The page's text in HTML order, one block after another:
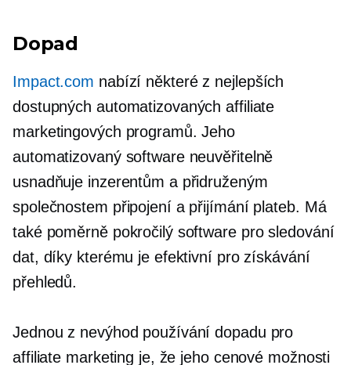
Dopad
Impact.com nabízí některé z nejlepších
dostupných automatizovaných affiliate
marketingových programů. Jeho
automatizovaný software neuvěřitelně
usnadňuje inzerentům a přidruženým
společnostem připojení a přijímání plateb. Má
také poměrně pokročilý software pro sledování
dat, díky kterému je efektivní pro získávání
přehledů.
Jednou z nevýhod používání dopadu pro
affiliate marketing je, že jeho cenové možnosti